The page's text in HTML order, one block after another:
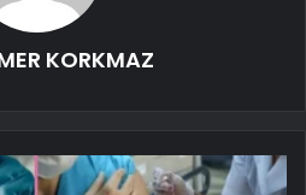
KORKMAZ